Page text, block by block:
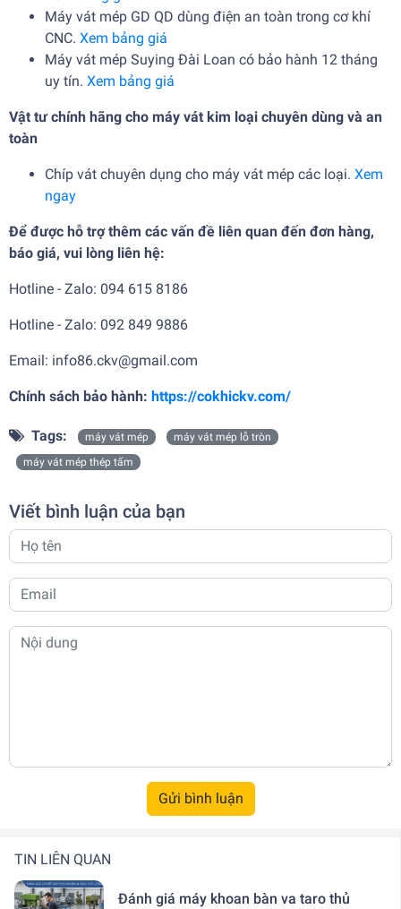
TIN LIÊN QUAN
Đánh giá máy khoan bàn va taro thủ
Máy vát mép GD QD dùng điện an toàn trong cơ khí
CNC. Xem bảng giá
Máy vát mép Suying Đài Loan có bảo hành 12 tháng
uy tín. Xem bảng giá
Vật tư chính hãng cho máy vát kim loại chuyên dùng và an
toàn
Chíp vát chuyên dụng cho máy vát mép các loại. Xem
ngay
Để được hỗ trợ thêm các vấn đề liên quan đến đơn hàng,
báo giá, vui lòng liên hệ:
Hotline - Zalo: 094 615 8186
Hotline - Zalo: 092 849 9886
Email: info86.ckv@gmail.com
Chính sách bảo hành: https://cokhickv.com/
Tags: máy vát mép
máy vát mép lỗ tròn
máy vát mép thép tấm
Viết bình luận của bạn
Gửi bình luận